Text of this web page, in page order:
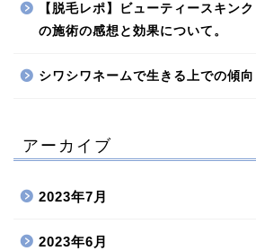
【脱毛レポ】ビューティースキン
の施術の感想と効果について。
シワシワネームで生きる上での傾向
アーカイブ
2023年7月
2023年6月